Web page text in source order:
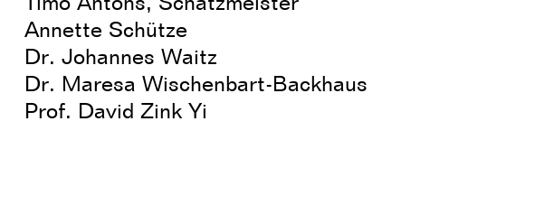
Annette Schütze
Dr. Johannes Waitz
Dr. Maresa Wischenbart-Backhaus
Prof. David Zink Yi